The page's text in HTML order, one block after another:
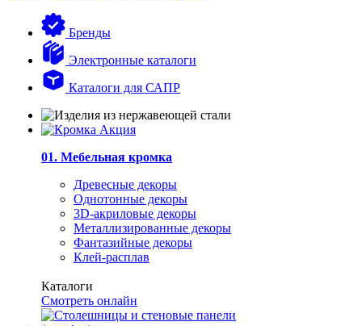
Бренды
Электронные каталоги
Каталоги для САПР
01. Мебельная кромка
Древесные декоры
Однотонные декоры
3D-акриловые декоры
Металлизированные декоры
Фантазийные декоры
Клей-расплав
Каталоги
Смотреть онлайн